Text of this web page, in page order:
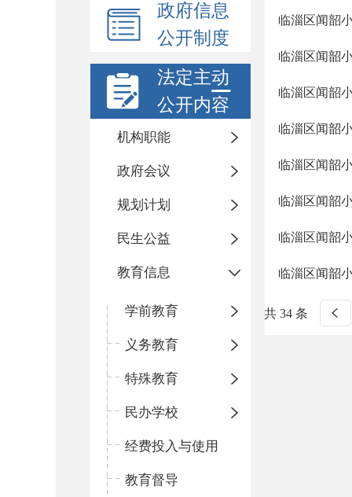
政府信息
公开制度
法定主动
公开内容
机构职能
政府会议
规划计划
民生公益
教育信息
学前教育
义务教育
特殊教育
民办学校
经费投入与使用
教育督导
临淄区闻韶
临淄区闻韶
临淄区闻韶
临淄区闻韶
临淄区闻韶
临淄区闻韶
临淄区闻韶
临淄区闻韶
共 34 条